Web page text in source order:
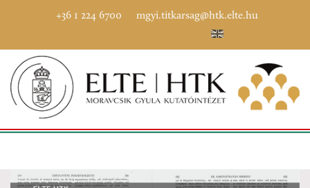
+36 1 224 6700 mgyi.titkarsag@htk.elte.hu